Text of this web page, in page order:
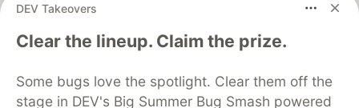
DEV Takeovers
Clear the lineup. Claim the prize.
Some bugs love the spotlight. Clear them off the
stage in DEV's Big Summer Bug Smash powered
DEV Community— A space to discuss and keep up software
development and manage your software career
DEV Education Tracks
DEV Help
Advertise on DEV
Organization Accounts
DEV Showcase About Contact